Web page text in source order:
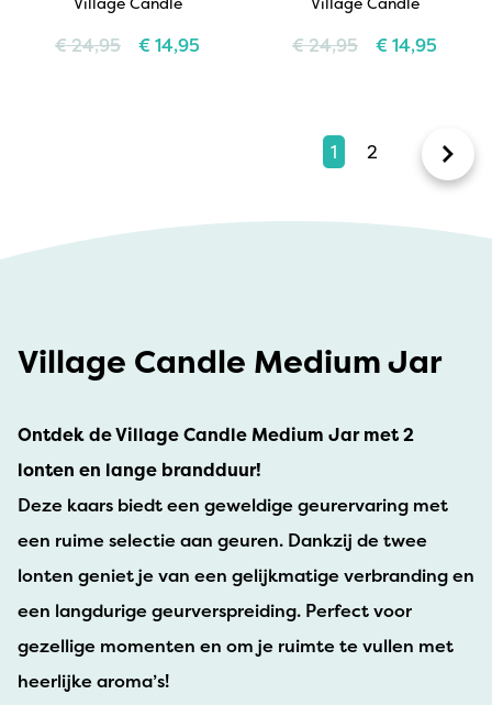
€24,95 €14,95 €24,95 €14,95
1 2
Village Candle Medium Jar
Ontdek de Village Candle Medium Jar met 2
lonten en lange brandduur!
Deze kaars biedt een geweldige geurervaring met
een ruime selectie aan geuren. Dankzij de twee
lonten geniet je van een gelijkmatige verbranding en
een langdurige geurverspreiding. Perfect voor
gezellige momenten en om je ruimte te vullen met
heerlijke aroma’s!